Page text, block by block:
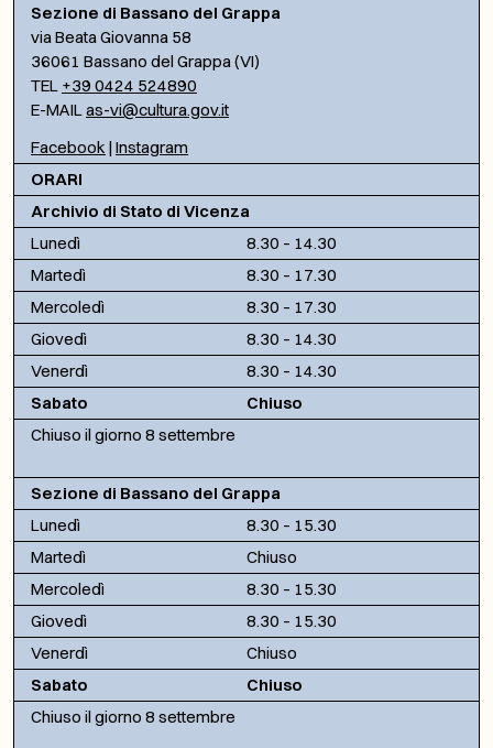
Sezione di Bassano del Grappa
via Beata Giovanna 58
36061 Bassano del Grappa (VI)
TEL +39 0424 524890
E-MAILas-vi@cultura.gov.it
Facebook | Instagram
ORARI
Archivio di Stato di Vicenza
Lunedì
8.30 – 14.30
Martedì
8.30 – 17.30
Mercoledì
8.30 – 17.30
Giovedì
8.30 – 14.30
Venerdì
8.30 – 14.30
Sabato
Chiuso
Chiuso il giorno 8 settembre
Sezione di Bassano del Grappa
Lunedì
8.30 – 15.30
Martedì
Chiuso
Mercoledì
8.30 – 15.30
Giovedì
8.30 – 15.30
Venerdì
Chiuso
Sabato
Chiuso
Chiuso il giorno 8 settembre